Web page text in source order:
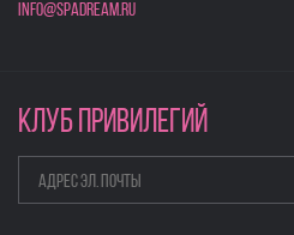
info@spadream.ru
КЛУБ ПРИВИЛЕГИЙ